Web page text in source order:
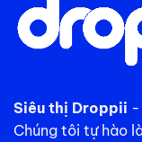
Siêu thị Droppii -
Chúng tôi tự hào